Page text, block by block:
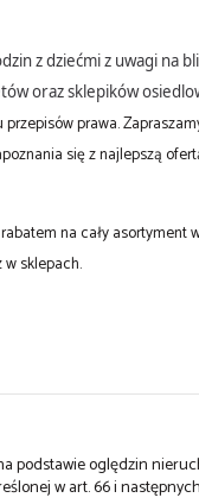
z dziećmi z uwagi na
oraz sklepików
prawa.
się z najlepszą
na cały
w sklepach.
podstawie oględzin
w art. 66 i